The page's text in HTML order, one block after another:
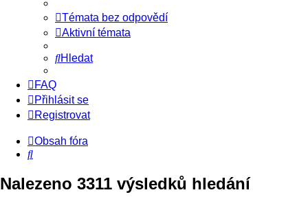
Témata bez odpovědí
Aktivní témata
Hledat
FAQ
Přihlásit se
Registrovat
Obsah fóra
Hledat
Nalezeno 3311 výsledků hledání